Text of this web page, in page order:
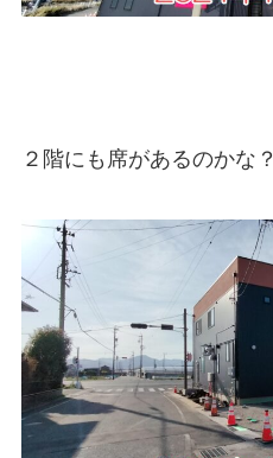
２階にも席があるのかな？